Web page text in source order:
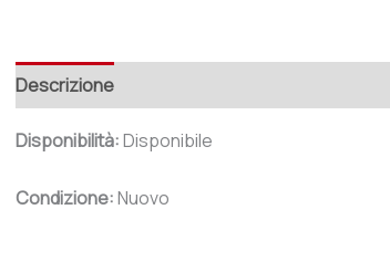
Descrizione
Disponibilità:Disponibile
Condizione:Nuovo